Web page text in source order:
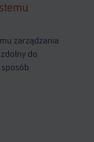
zarządzania
do